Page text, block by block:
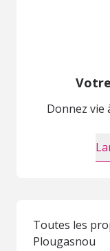
Donnez vie
Toutes les
Plougasnou